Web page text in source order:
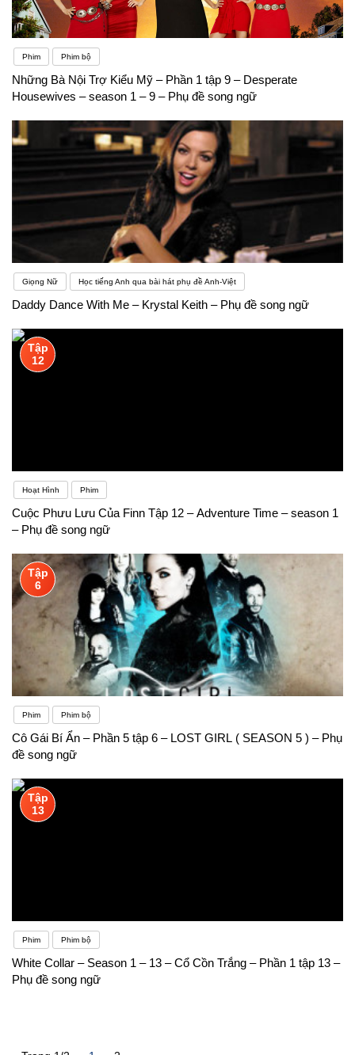
Phim Phim bộ
Những Bà Nội Trợ Kiểu Mỹ – Phần 1 tập 9 – Desperate
Housewives – season 1 – 9 – Phụ đề song ngữ
Giọng Nữ Học tiếng Anh qua bài hát phụ đề Anh-Việt
Daddy Dance With Me – Krystal Keith – Phụ đề song ngữ
Tập
12
Hoạt Hình Phim
Cuộc Phưu Lưu Của Finn Tập 12 – Adventure Time – season 1
– Phụ đề song ngữ
Tập
6
Phim Phim bộ
Cô Gái Bí Ẩn – Phần 5 tập 6 – LOST GIRL ( SEASON 5 ) – Phụ
đề song ngữ
Tập
13
Phim Phim bộ
White Collar – Season 1 – 13 – Cổ Cồn Trắng – Phần 1 tập 13 –
Phụ đề song ngữ